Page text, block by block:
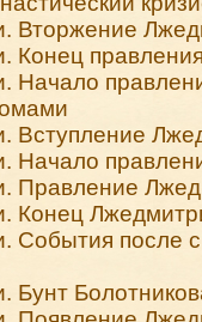
Вторжение
Конец
Начало
Вступление
Начало
Правление
Конец
События после
Бунт